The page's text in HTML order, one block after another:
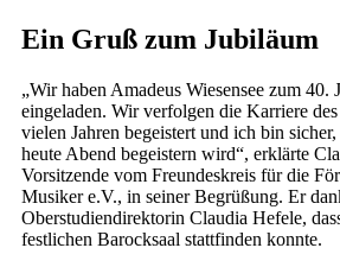
Ein Gruß zum Jubiläum
„Wir haben Amadeus Wiesensee zum 40.
eingeladen. Wir verfolgen die Karriere des
vielen Jahren begeistert und ich bin
heute Abend begeistern wird“, erklärte
Vorsitzende vom Freundeskreis für die
Musiker e.V., in seiner Begrüßung. Er
Oberstudiendirektorin Claudia Hefele,
festlichen Barocksaal stattfinden konnte.